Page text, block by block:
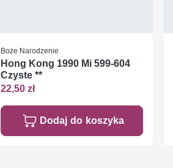
Boże Narodzenie
Hong Kong 1990 Mi 599-604
Czyste **
22,50 zł
Dodaj do koszyka